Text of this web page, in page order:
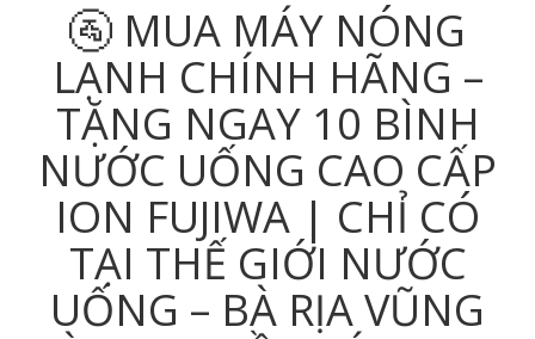
🚰 MUA MÁY NÓNG
LẠNH CHÍNH HÃNG –
TẶNG NGAY 10 BÌNH
NƯỚC UỐNG CAO CẤP
ION FUJIWA | CHỈ CÓ
TẠI THẾ GIỚI NƯỚC
UỐNG – BÀ RỊA VŨNG